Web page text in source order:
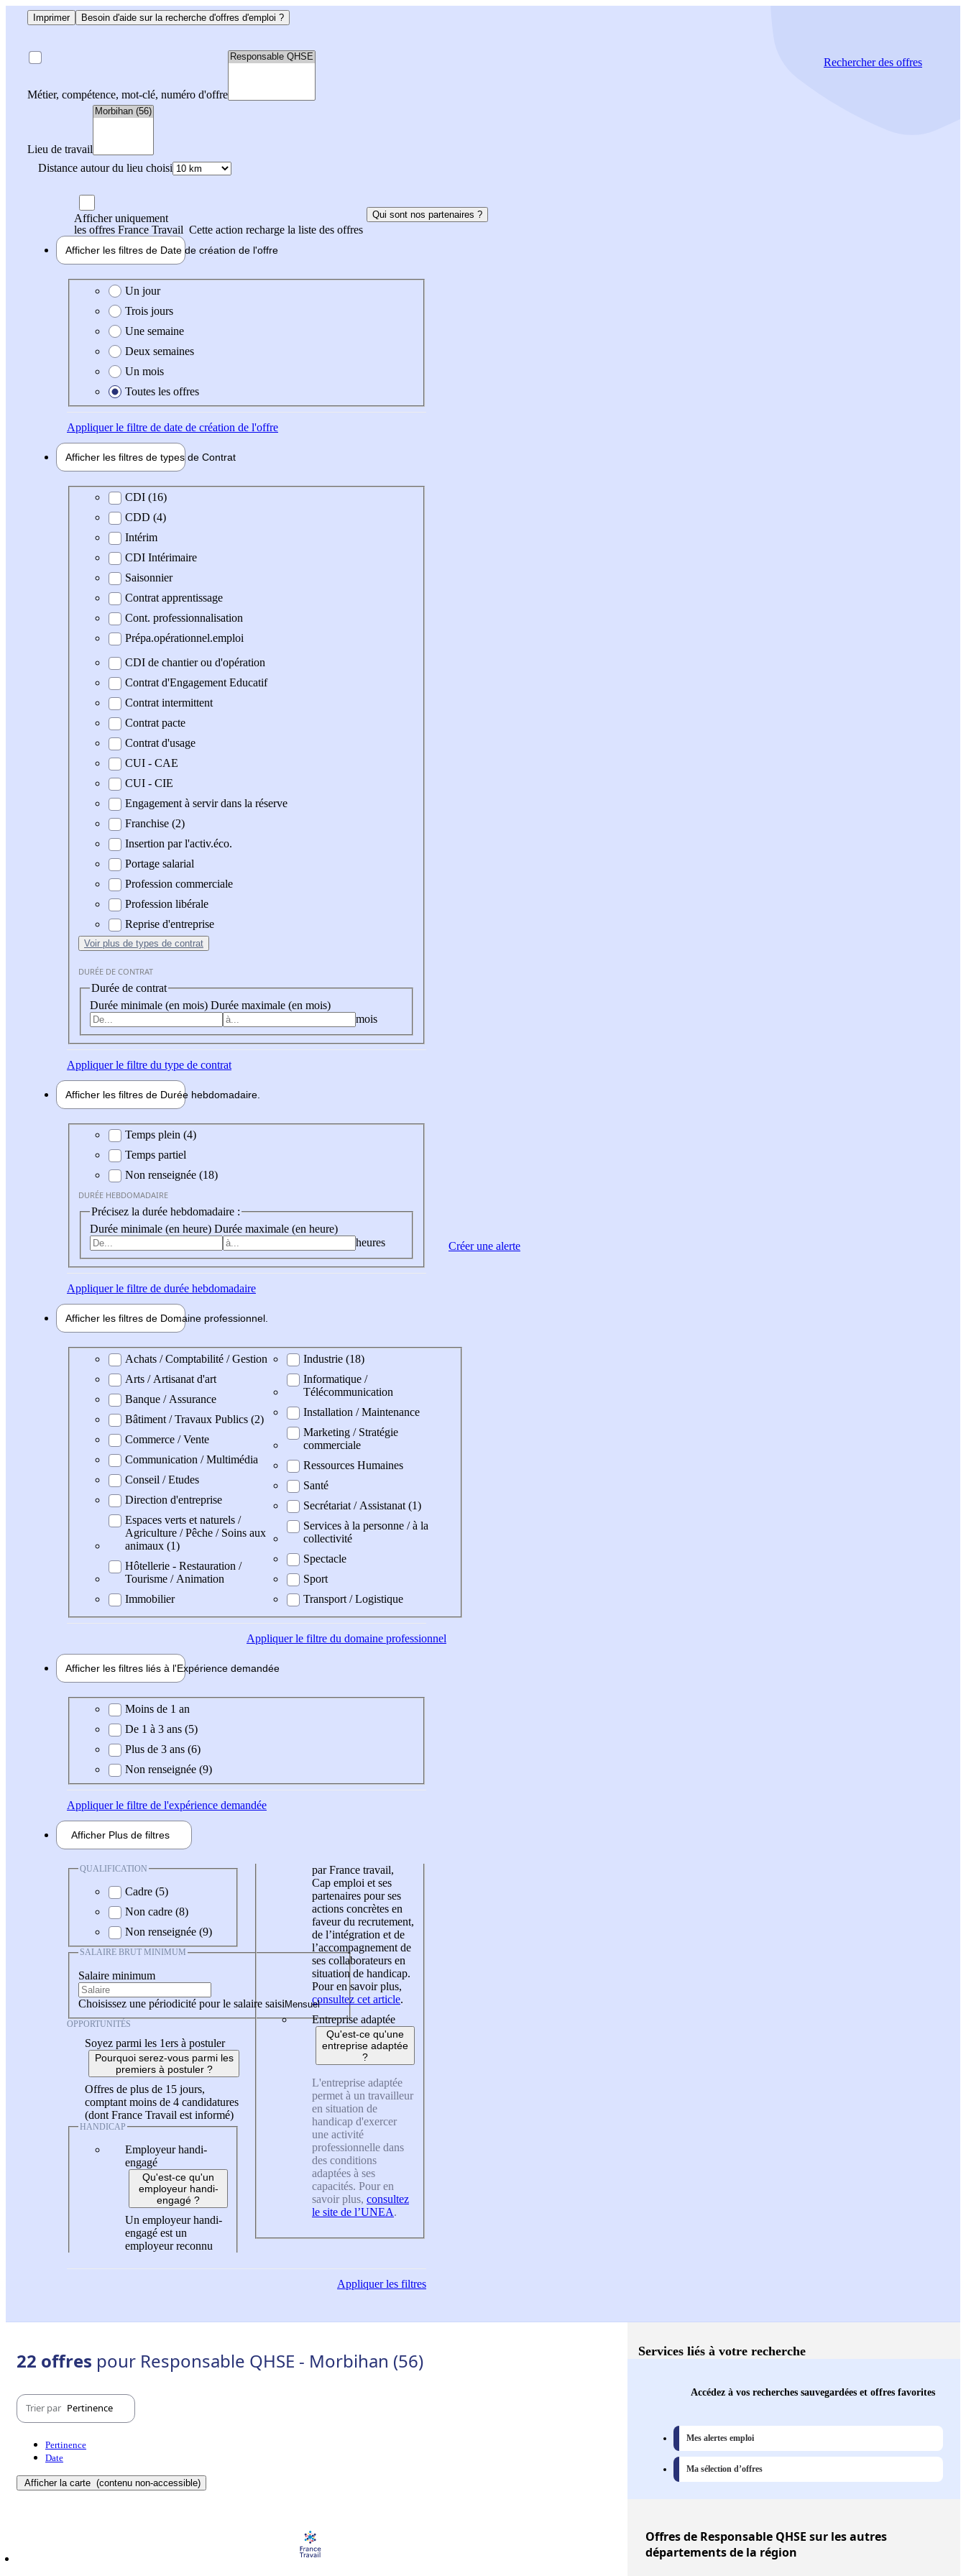
Imprimer Besoin d'aide sur la recherche d'offres d'emploi ?
Métier, compétence, mot-clé, numéro d'offre
Lieu de travail
Distance autour du lieu choisi
Rechercherdes offres
Afficher uniquement
les offres France Travail Cette action recharge la liste des offres
Qui sont nos partenaires ?
Afficher les filtres de Date de création de l'offre
Date de création de l'offre
Un jour
Trois jours
Une semaine
Deux semaines
Un mois
Toutes les offres
Appliquerle filtre de date de création de l'offre
Afficher les filtres de types de Contrat
Type de contratCDI (16)
CDD (4)
Intérim
CDI Intérimaire
Saisonnier
Contrat apprentissage
Cont. professionnalisation
Prépa.opérationnel.emploi
CDI de chantier ou d'opération
Contrat d'Engagement Educatif
Contrat intermittent
Contrat pacte
Contrat d'usage
CUI - CAE
CUI - CIE
Engagement à servir dans la réserve
Franchise (2)
Insertion par l'activ.éco.
Portage salarial
Profession commerciale
Profession libérale
Reprise d'entreprise
Voir plus de types de contrat
DURÉE DE CONTRAT
Durée de contrat
Durée minimale (en mois) Durée maximale (en mois)
mois
Appliquerle filtre du type de contrat
Afficher les filtres de Durée hebdomadaire
Durée hebdomadaire
Temps plein (4)
Temps partiel
Non renseignée (18)
DURÉE HEBDOMADAIRE
Précisez la durée hebdomadaire :
Durée minimale (en heure) Durée maximale (en heure)
heures
Appliquerle filtre de durée hebdomadaire
Afficher les filtres de Domaine professionnel
Domaine professionel
Achats / Comptabilité / Gestion
Arts / Artisanat d'art
Banque / Assurance
Bâtiment / Travaux Publics (2)
Commerce / Vente
Communication / Multimédia
Conseil / Etudes
Direction d'entreprise
Espaces verts et naturels /
Agriculture / Pêche / Soins aux
animaux (1)
Hôtellerie - Restauration /
Tourisme / Animation
Immobilier
Industrie (18)
Informatique /
Télécommunication
Installation / Maintenance
Marketing / Stratégie
commerciale
Ressources Humaines
Santé
Secrétariat / Assistanat (1)
Services à la personne / à la
collectivité
Spectacle
Sport
Transport / Logistique
Appliquerle filtre du domaine professionnel
Afficher les filtres liés à l'Expérience demandée
Expérience demandée
Moins de 1 an
De 1 à 3 ans (5)
Plus de 3 ans (6)
Non renseignée (9)
Appliquerle filtre de l'expérience demandée
Afficher Plus de filtres
QUALIFICATION
Cadre (5)
Non cadre (8)
Non renseignée (9)
SALAIRE BRUT MINIMUM
Salaire minimum
Choisissez une périodicité pour le salaire saisi
OPPORTUNITÉS
Soyez parmi les 1ers à postuler
Pourquoi serez-vous parmi les
premiers à postuler ?
Offres de plus de 15 jours,
comptant moins de 4 candidatures
(dont France Travail est informé)
HANDICAP
Employeur handi-
engagé
Qu'est-ce qu'un
employeur handi-
engagé ?
Un employeur handi-
engagé est un
employeur reconnu
par France travail,
Cap emploi et ses
partenaires pour ses
actions concrètes en
faveur du recrutement,
de l’intégration et de
l’accompagnement de
ses collaborateurs en
situation de handicap.
Pour en savoir plus,
consultez cet article.
Entreprise adaptée
Qu'est-ce qu'une
entreprise adaptée
?
L'entreprise adaptée
permet à un travailleur
en situation de
handicap d'exercer
une activité
professionnelle dans
des conditions
adaptées à ses
capacités. Pour en
savoir plus, consultez
le site de l’UNEA.
Appliquerles filtres
Créer une alerte
22 offres pour Responsable QHSE - Morbihan (56)
Trier par Pertinence
Pertinence
Date
Afficher la carte (contenu non-accessible)
Services liés à votre recherche
Accédez à vos recherches sauvegardées et offres favorites
Mes alertes emploi
Ma sélection d’offres
Offresde Responsable QHSE sur les autres
départements de la région